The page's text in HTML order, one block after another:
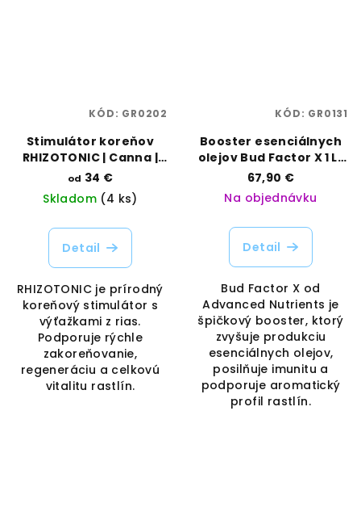
Stimulátor koreňov
RHIZOTONIC | Canna |
Vaporama
od 34 €
Skladom (4 ks)
Detail
RHIZOTONIC je prírodný
koreňový stimulátor s
výťažkami z rias.
Podporuje rýchle
zakoreňovanie,
regeneráciu a celkovú
vitalitu rastlín.
KÓD: GR0202
Booster esenciálnych
olejov Bud Factor X 1 L |
Advanced Nutrients |
Vaporama
67,90 €
Na objednávku
Detail
Bud Factor X od
Advanced Nutrients je
špičkový booster, ktorý
zvyšuje produkciu
esenciálnych olejov,
posilňuje imunitu a
podporuje aromatický
profil rastlín.
KÓD: GR0131